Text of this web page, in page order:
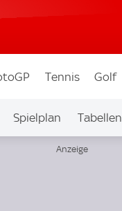
Tennis Golf
Spielplan Tabellen